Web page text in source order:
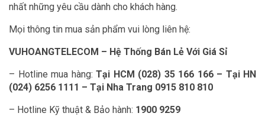
nhất những yêu cầu dành cho khách hàng.
Mọi thông tin mua sản phẩm vui lòng liên hệ:
VUHOANGTELECOM – Hệ Thống Bán Lẻ Với Giá Sỉ
– Hotline mua hàng: Tại HCM (028) 35 166 166 – Tại HN
(024) 6256 1111 – Tại Nha Trang 0915 810 810
– Hotline Kỹ thuật & Bảo hành: 1900 9259